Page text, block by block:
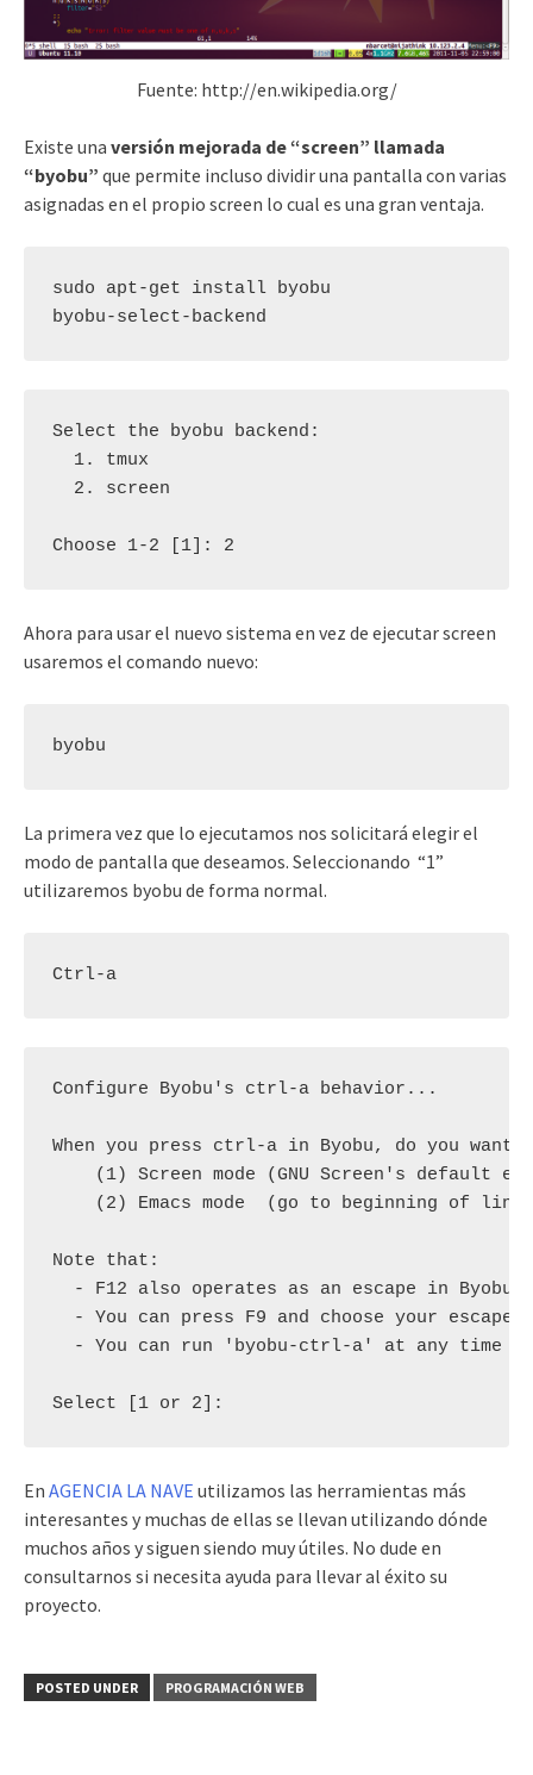
Fuente: http://en.wikipedia.org/
Existe una versión mejorada de “screen” llamada
“byobu” que permite incluso dividir una pantalla con varias
asignadas en el propio screen lo cual es una gran ventaja.
sudo apt-get install byobu
byobu-select-backend
Select the byobu backend:
  1. tmux
  2. screen
Choose 1-2 [1]: 2
Ahora para usar el nuevo sistema en vez de ejecutar screen
usaremos el comando nuevo:
byobu
La primera vez que lo ejecutamos nos solicitará elegir el
modo de pantalla que deseamos. Seleccionando “1”
utilizaremos byobu de forma normal.
Ctrl-a
Configure Byobu's ctrl-a behavior...
When you press ctrl-a in Byobu, do you
(1) Screen mode (GNU Screen's default
    (2) Emacs mode  (go to beginning of line)
Note that:
  - F12 also operates as an escape in Byobu
- You can press F9 and choose your escape
- You can run 'byobu-ctrl-a' at any time
Select [1 or 2]:
En AGENCIA LA NAVE utilizamos las herramientas más
interesantes y muchas de ellas se llevan utilizando dónde
muchos años y siguen siendo muy útiles. No dude en
consultarnos si necesita ayuda para llevar al éxito su
proyecto.
POSTED UNDER PROGRAMACIÓN WEB